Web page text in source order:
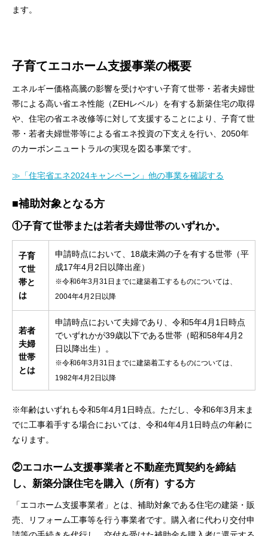
ます。
子育てエコホーム支援事業の概要
エネルギー価格高騰の影響を受けやすい子育て世帯・若者夫婦世
帯による高い省エネ性能（ZEHレベル）を有する新築住宅の取得
や、住宅の省エネ改修等に対して支援することにより、子育て世
帯・若者夫婦世帯等による省エネ投資の下支えを行い、2050年
のカーボンニュートラルの実現を図る事業です。
≫「住宅省エネ2024キャンペーン」他の事業を確認する
■補助対象となる方
①子育て世帯または若者夫婦世帯のいずれか。
子育
て世
帯と
は
申請時点において、18歳未満の子を有する世帯（平
成17年4月2日以降出産）
※令和6年3月31日までに建築着工するものについては、
2004年4月2日以降
若者
夫婦
世帯
とは
申請時点において夫婦であり、令和5年4月1日時点
でいずれかが39歳以下である世帯（昭和58年4月2
日以降出生）。
※令和6年3月31日までに建築着工するものについては、
1982年4月2日以降
※年齢はいずれも令和5年4月1日時点。ただし、令和6年3月末ま
でに工事着手する場合においては、令和4年4月1日時点の年齢に
なります。
②エコホーム支援事業者と不動産売買契約を締結
し、新築分譲住宅を購入（所有）する方
「エコホーム支援事業者」とは、補助対象である住宅の建築・販
売、リフォーム工事等を行う事業者です。購入者​に代わり交付申